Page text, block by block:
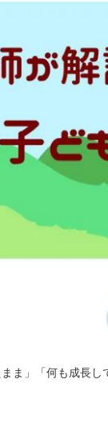
ま」「何も成長